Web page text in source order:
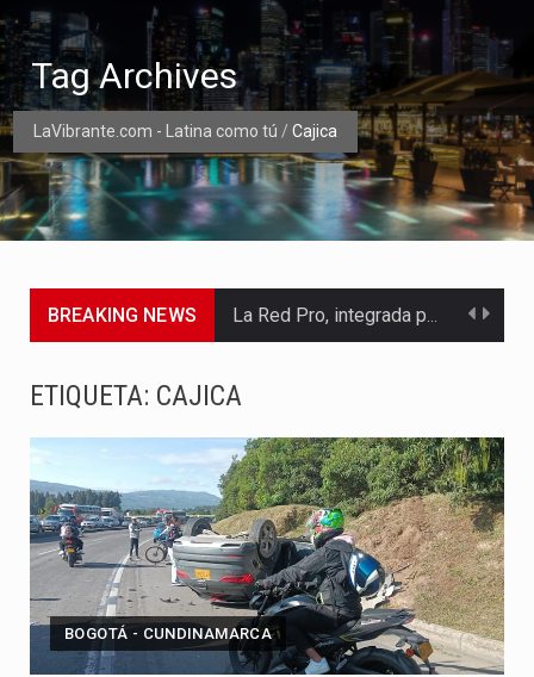
LaVibrante.com - Latina como tú / Cajica
Tag Archives
BREAKING NEWS La Red Pro, integrada por 14 organizaciones que trabajan por…
La comedia romántica escrita y dirigida por Dago García cuenta…
La poeta, cantante, compositora y actriz presenta una nueva edición…
Ryan Castro, Álvaro Díaz, Reykon, Justin Quiles, Lenny Tavárez, Tini,…
Un informe advierte qué inconsistencias en los datos del paciente,…
ETIQUETA: CAJICA
BOGOTÁ - CUNDINAMARCA